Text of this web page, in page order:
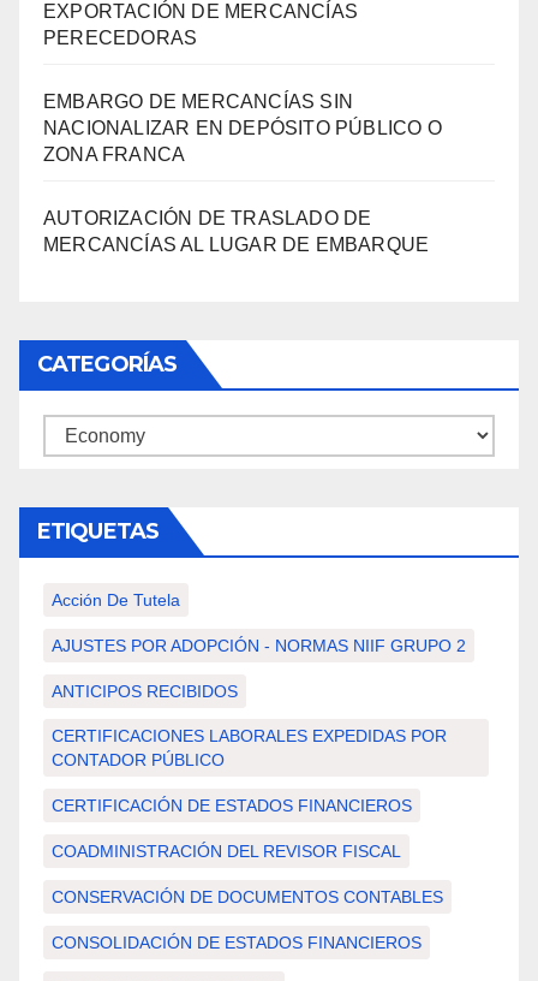
EXPORTACIÓN DE MERCANCÍAS
PERECEDORAS
EMBARGO DE MERCANCÍAS SIN
NACIONALIZAR EN DEPÓSITO PÚBLICO O
ZONA FRANCA
AUTORIZACIÓN DE TRASLADO DE
MERCANCÍAS AL LUGAR DE EMBARQUE
CATEGORÍAS
Categorías
ETIQUETAS
Acción De Tutela
AJUSTES POR ADOPCIÓN - NORMAS NIIF GRUPO 2
ANTICIPOS RECIBIDOS
CERTIFICACIONES LABORALES EXPEDIDAS POR
CONTADOR PÚBLICO
CERTIFICACIÓN DE ESTADOS FINANCIEROS
COADMINISTRACIÓN DEL REVISOR FISCAL
CONSERVACIÓN DE DOCUMENTOS CONTABLES
CONSOLIDACIÓN DE ESTADOS FINANCIEROS